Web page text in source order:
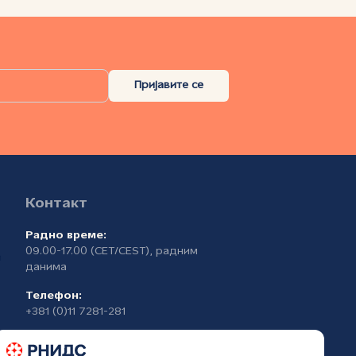
Пријавите се
Контакт
Радно време:
09.00-17.00 (CET/CEST), радним
данима
Телефон:
+381 (0)11 7281-281